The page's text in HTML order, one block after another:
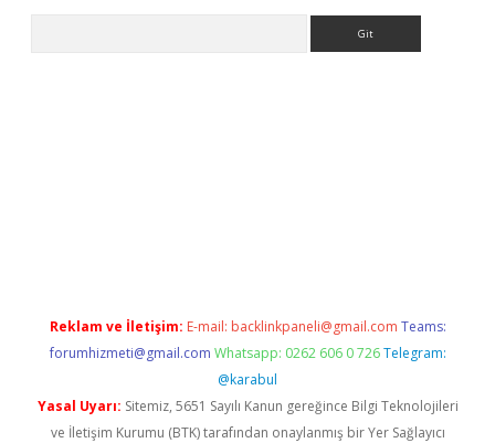
Reklam ve İletişim: E-mail: backlinkpaneli@gmail.com Teams:
forumhizmeti@gmail.com Whatsapp: 0262 606 0 726 Telegram:
@karabul
Yasal Uyarı: Sitemiz, 5651 Sayılı Kanun gereğince Bilgi Teknolojileri
ve İletişim Kurumu (BTK) tarafından onaylanmış bir Yer Sağlayıcı